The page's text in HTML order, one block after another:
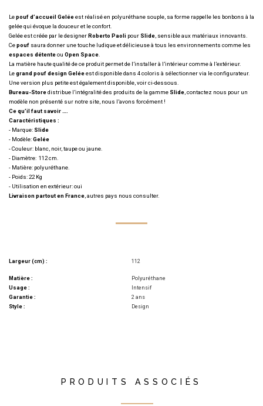
Lepouf d’accueil Geléeest réalisé en polyuréthane souple, sa forme rappelle les bonbons à la
gelée qui évoque la douceur et le confort.
Gelée est créée par le designerRoberto Paoli pour Slide , sensible aux matériaux innovants.
Cepouf saura donner une touche ludique et délicieuse à tous les environnements comme les
espaces détenteou Open Space
La matière haute qualité de ce produit permet de l’installer à l’intérieur comme à l’extérieur.
Legrand pouf design Geléeest disponible dans 4 coloris à sélectionner via le configurateur.
Une version plus petite est également disponible, voir ci-dessous.
Bureau-Storedistribue l’intégralité des produits de la gamme Slide , contactez nous pour un
modèle non présenté sur notre site, nous l’avons forcément !
Ce qu’il faut savoir ….
Caractéristiques :
- Marque: Slide
- Modèle:Gelée
- Couleur: blanc, noir, taupe ou jaune.
- Diamètre: 112 cm.
- Matière: polyuréthane.
- Poids: 22 Kg
- Utilisation en extérieur: oui
Livraison partout en France , autres pays nous consulter.
Largeur (cm) : 112
Matière :
Polyuréthane
Usage :
Intensif
Garantie :
2 ans
Style :
Design
PRODUITS ASSOCIÉS